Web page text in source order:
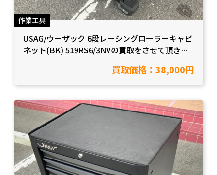
作業工具
USAG/ウーザック 6段レーシングローラーキャビ
ネット(BK) 519RS6/3NVの買取をさせて頂きま
買取価格：38,000円